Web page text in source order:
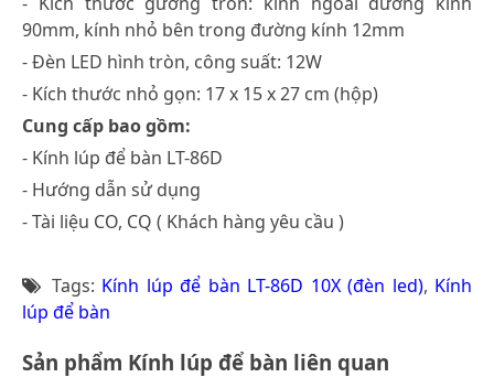
90mm, kính nhỏ bên trong đường kính 12mm
- Đèn LED hình tròn, công suất: 12W
- Kích thước nhỏ gọn: 17 x 15 x 27 cm (hộp)
Cung cấp bao gồm:
- Kính lúp để bàn LT-86D
- Hướng dẫn sử dụng
- Tài liệu CO, CQ ( Khách hàng yêu cầu )
Tags: Kính lúp để bàn LT-86D 10X (đèn led), Kính
lúp để bàn
Sản phẩm Kính lúp để bàn liên quan